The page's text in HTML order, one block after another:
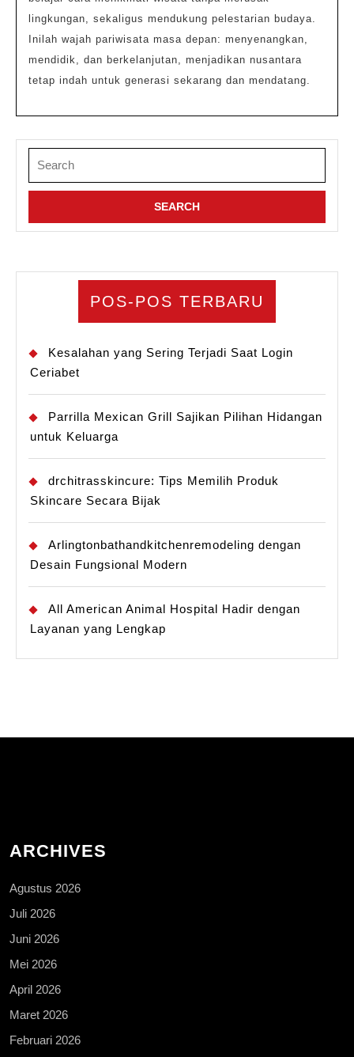
lingkungan, sekaligus mendukung pelestarian budaya.
Inilah wajah pariwisata masa depan: menyenangkan,
mendidik, dan berkelanjutan, menjadikan nusantara
tetap indah untuk generasi sekarang dan mendatang.
for:
POS-POS TERBARU
Kesalahan yang Sering Terjadi Saat Login
Ceriabet
Parrilla Mexican Grill Sajikan Pilihan Hidangan
untuk Keluarga
drchitrasskincure: Tips Memilih Produk
Skincare Secara Bijak
Arlingtonbathandkitchenremodeling dengan
Desain Fungsional Modern
All American Animal Hospital Hadir dengan
Layanan yang Lengkap
ARCHIVES
Agustus 2026
Juli 2026
Juni 2026
Mei 2026
April 2026
Maret 2026
Februari 2026